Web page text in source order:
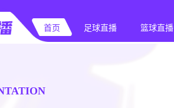
首页 足球直播 篮球直播